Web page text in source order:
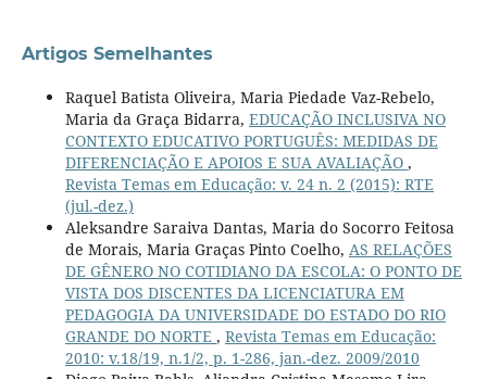
Artigos Semelhantes
Raquel Batista Oliveira, Maria Piedade Vaz-Rebelo,
Maria da Graça Bidarra, EDUCAÇÃO INCLUSIVA NO
CONTEXTO EDUCATIVO PORTUGUÊS: MEDIDAS DE
DIFERENCIAÇÃO E APOIOS E SUA AVALIAÇÃO ,
Revista Temas em Educação: v. 24 n. 2 (2015): RTE
(jul.-dez.)
Aleksandre Saraiva Dantas, Maria do Socorro Feitosa
de Morais, Maria Graças Pinto Coelho, AS RELAÇÕES
DE GÊNERO NO COTIDIANO DA ESCOLA: O PONTO DE
VISTA DOS DISCENTES DA LICENCIATURA EM
PEDAGOGIA DA UNIVERSIDADE DO ESTADO DO RIO
GRANDE DO NORTE , Revista Temas em Educação:
2010: v.18/19, n.1/2, p. 1-286, jan.-dez. 2009/2010